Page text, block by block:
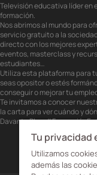
Televisión educativa líder en
formación.
Nos abrimos al mundo para
servicio gratuito a la
directo con los mejores
eventos, masterclass y
estudiantes…
Utiliza esta plataforma para
seas opositor o estés
conseguir o mejorar tu
Te invitamos a conocer
la carta para ver cuándo y
Davante Play.
Tu privacidad
Utilizamos
además las